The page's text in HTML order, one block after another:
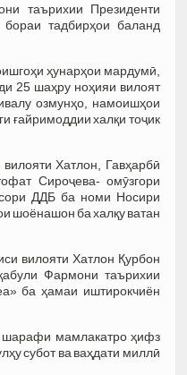
таърихии Президенти
тадбирҳои баланд
ҳунарҳои мардумӣ,
25 шаҳру ноҳияи вилоят
озмунҳо, намоишҳои
ғайримоддии халқи тоҷик
Хатлон, Гавҳарбӣ
Сироҷева- омӯзгори
ДДБ ба номи Носири
шоёнашон ба халқу ватан
вилояти Хатлон Қурбон
Фармони таърихии
ба ҳамаи иштирокчиён
шарафи мамлакатро ҳифз
субот ва ваҳдати миллӣ